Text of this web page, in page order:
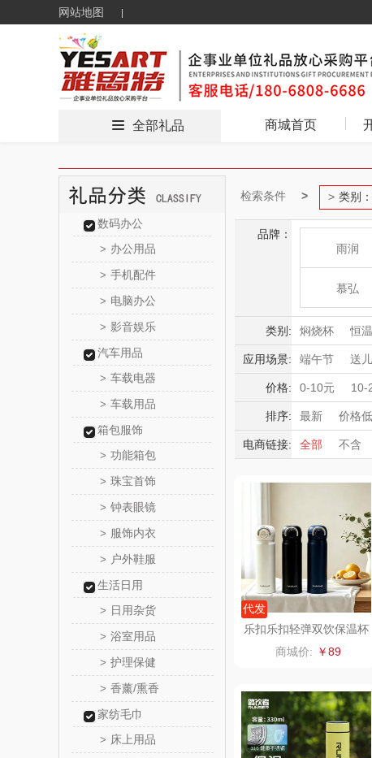
网站地图
全部礼品 商城首页
数码办公
> 办公用品
> 手机配件
> 电脑办公
> 影音娱乐
汽车用品
> 车载电器
> 车载用品
箱包服饰
> 功能箱包
> 珠宝首饰
> 钟表眼镜
> 服饰内衣
> 户外鞋服
生活日用
> 日用杂货
> 浴室用品
> 护理保健
> 香薰/熏香
家纺毛巾
> 床上用品
检索条件 类别
品牌：
雨润
慕弘
片仔癀
匠心萌宠
宝堂马氏
罗莱 超柔床
百草味（代理
康宁
SWISS
倍瑞傲
类别: 焖烧杯 恒
应用场景: 端午节 送
积分礼品
暖冬好物
高端送礼
保险礼品
母亲节
父亲
价格: 0-10元 10-
排序: 最新 价格
电商链接: 全部 不含
代发
乐扣乐扣轻弹双饮保温杯
LHC3217
商城价: ￥89